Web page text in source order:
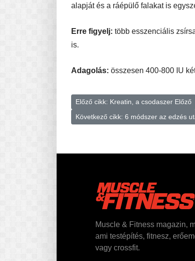
alapját és a ráépülő falakat is
Erre figyelj: több esszenciális
is.
Adagolás: összesen 400-800 IU
Előző cikk: Kreatin, a csodaszer Előző
Következő cikk: 6 módszer az edzés
Muscle & Fitness magazin,
ami testépítés, fitnesz,
vagy crossfit.